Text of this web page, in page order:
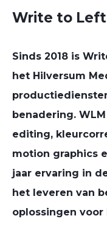
Write to
Sinds 2018 is
het Hilversum
benadering.
editing,
motion graphics
jaar ervaring in
het leveren van
oplossingen voor